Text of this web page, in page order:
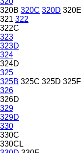
320B 320C 320D 320E
321 322
322C
323
323D
324
324D
325
325B 325C 325D 325F
326
326D
329
329D
330
330C
330CL